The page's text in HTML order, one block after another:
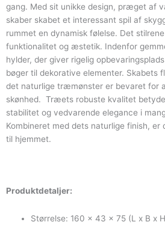
massivt
akacietræ
antal
gang. Med sit unikke design, præget af
skaber skabet et interessant spil af
rummet en dynamisk følelse. Det
funktionalitet og æstetik. Indenfor
hylder, der giver rigelig
bøger til dekorative elementer. Skabets
det naturlige træmønster er bevaret for
skønhed. Træets robuste kvalitet
stabilitet og vedvarende elegance i
Kombineret med dets naturlige finish,
til hjemmet.
Produktdetaljer:
Størrelse: 160 x 43 x 75 (L x B x